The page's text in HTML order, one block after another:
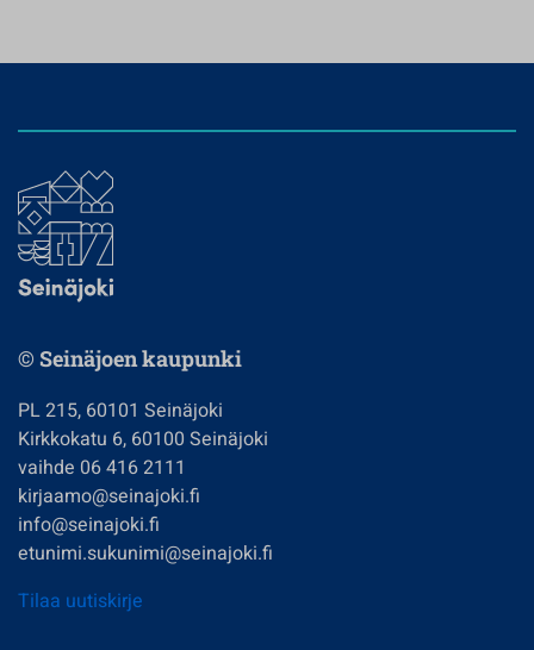
© Seinäjoen kaupunki
PL 215, 60101 Seinäjoki
Kirkkokatu 6, 60100 Seinäjoki
vaihde 06 416 2111
kirjaamo@seinajoki.fi
info@seinajoki.fi
etunimi.sukunimi@seinajoki.fi
Tilaa uutiskirje